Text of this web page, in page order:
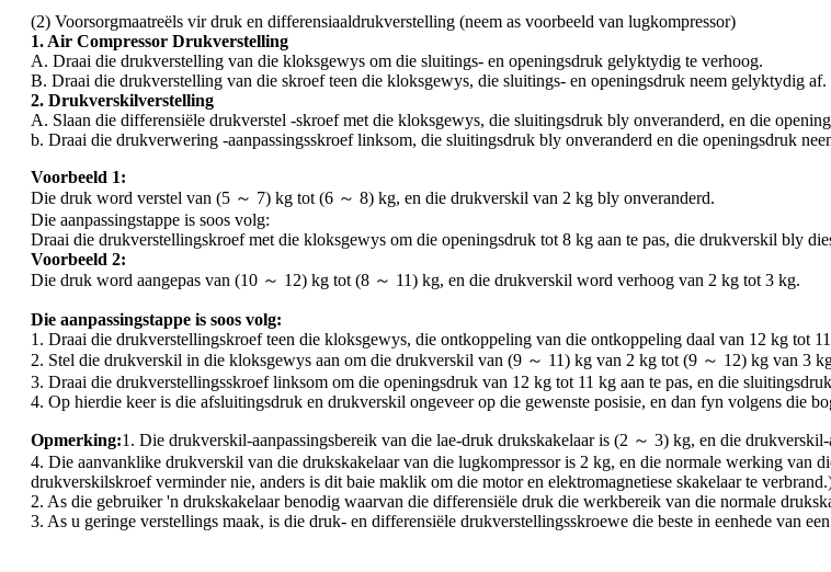
(2) Voorsorgmaatreëls vir druk en differensiaaldrukverstelling (neem as voorbeeld van lugkompressor)
1. Air Compressor Drukverstelling
A. Draai die drukverstelling van die kloksgewys om die sluitings- en openingsdruk gelyktydig te verhoog.
B. Draai die drukverstelling van die skroef teen die kloksgewys, die sluitings- en openingsdruk neem gelyktydig af.
2. Drukverskilverstelling
A. Slaan die differensiële drukverstel -skroef met die kloksgewys, die sluitingsdruk bly onveranderd, en die
b. Draai die drukverwering -aanpassingsskroef linksom, die sluitingsdruk bly onveranderd en die openingsdruk
Voorbeeld 1:
Die druk word verstel van (5 ～ 7) kg tot (6 ～ 8) kg, en die drukverskil van 2 kg bly onveranderd.
Die aanpassingstappe is soos volg:
Draai die drukverstellingskroef met die kloksgewys om die openingsdruk tot 8 kg aan te pas, die drukverskil bly
Voorbeeld 2:
Die druk word aangepas van (10 ～ 12) kg tot (8 ～ 11) kg, en die drukverskil word verhoog van 2 kg tot 3 kg.
Die aanpassingstappe is soos volg:
1. Draai die drukverstellingskroef teen die kloksgewys, die ontkoppeling van die ontkoppeling daal van 12 kg tot
2. Stel die drukverskil in die kloksgewys aan om die drukverskil van (9 ～ 11) kg van 2 kg tot (9 ～ 12) kg van 3 kg
3. Draai die drukverstellingsskroef linksom om die openingsdruk van 12 kg tot 11 kg aan te pas, en die
4. Op hierdie keer is die afsluitingsdruk en drukverskil ongeveer op die gewenste posisie, en dan fyn volgens die
Opmerking:1. Die drukverskil-aanpassingsbereik van die lae-druk drukskakelaar is (2 ～ 3) kg, en die
4. Die aanvanklike drukverskil van die drukskakelaar van die lugkompressor is 2 kg, en die normale werking van
drukverskilskroef verminder nie, anders is dit baie maklik om die motor en elektromagnetiese skakelaar te
2. As die gebruiker 'n drukskakelaar benodig waarvan die differensiële druk die werkbereik van die normale
3. As u geringe verstellings maak, is die druk- en differensiële drukverstellingsskroewe die beste in eenhede van